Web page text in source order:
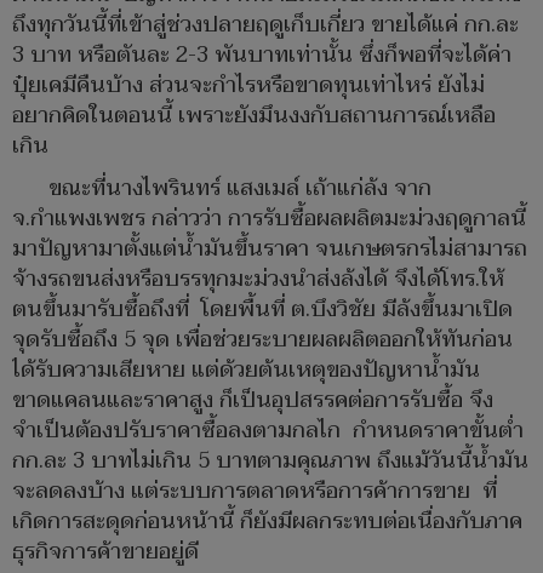
ถึงทุกวันนี้ที่เข้าสู่ช่วงปลายฤดูเก็บเกี่ยว ขายได้แค่ กก.ละ
3 บาท หรือตันละ 2-3 พันบาทเท่านั้น ซึ่งก็พอที่จะได้ค่า
ปุ๋ยเคมีคืนบ้าง ส่วนจะกำไรหรือขาดทุนเท่าไหร่ ยังไม่
อยากคิดในตอนนี้ เพราะยังมึนงงกับสถานการณ์เหลือ
เกิน
ขณะที่นางไพรินทร์ แสงเมล์ เถ้าแก่ล้ง จาก
จ.กำแพงเพชร กล่าวว่า การรับซื้อผลผลิตมะม่วงฤดูกาลนี้
มาปัญหามาตั้งแต่น้ำมันขึ้นราคา จนเกษตรกรไม่สามารถ
จ้างรถขนส่งหรือบรรทุกมะม่วงนำส่งล้งได้ จึงได้โทร.ให้
ตนขึ้นมารับซื้อถึงที่ โดยพื้นที่ ต.บึงวิชัย มีล้งขึ้นมาเปิด
จุดรับซื้อถึง 5 จุด เพื่อช่วยระบายผลผลิตออกให้ทันก่อน
ได้รับความเสียหาย แต่ด้วยต้นเหตุของปัญหาน้ำมัน
ขาดแคลนและราคาสูง ก็เป็นอุปสรรคต่อการรับซื้อ จึง
จำเป็นต้องปรับราคาซื้อลงตามกลไก กำหนดราคาขั้นต่ำ
กก.ละ 3 บาทไม่เกิน 5 บาทตามคุณภาพ ถึงแม้วันนี้น้ำมัน
จะลดลงบ้าง แต่ระบบการตลาดหรือการค้าการขาย ที่
เกิดการสะดุดก่อนหน้านี้ ก็ยังมีผลกระทบต่อเนื่องกับภาค
ธุรกิจการค้าขายอยู่ดี